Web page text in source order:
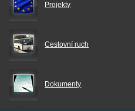
Projekty
Cestovní ruch
Dokumenty